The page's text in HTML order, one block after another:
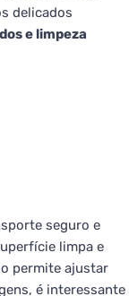
delicados
e limpeza
seguro e
limpa e
permite ajustar
é interessante